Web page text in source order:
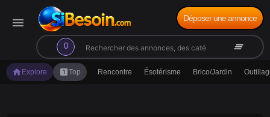
menu
0
search clear_all
Déposer une annonce
home Explore looks_oneTop Rencontre Ésotérisme Brico/Jardin